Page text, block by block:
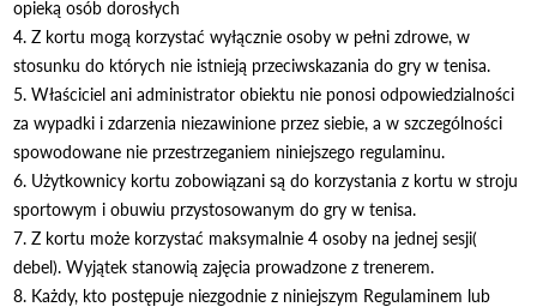
opieką osób dorosłych
4. Z kortu mogą korzystać wyłącznie osoby w pełni zdrowe, w
stosunku do których nie istnieją przeciwskazania do gry w tenisa.
5. Właściciel ani administrator obiektu nie ponosi odpowiedzialności
za wypadki i zdarzenia niezawinione przez siebie, a w szczególności
spowodowane nie przestrzeganiem niniejszego regulaminu.
6. Użytkownicy kortu zobowiązani są do korzystania z kortu w stroju
sportowym i obuwiu przystosowanym do gry w tenisa.
7. Z kortu może korzystać maksymalnie 4 osoby na jednej sesji(
debel). Wyjątek stanowią zajęcia prowadzone z trenerem.
8. Każdy, kto postępuje niezgodnie z niniejszym Regulaminem lub